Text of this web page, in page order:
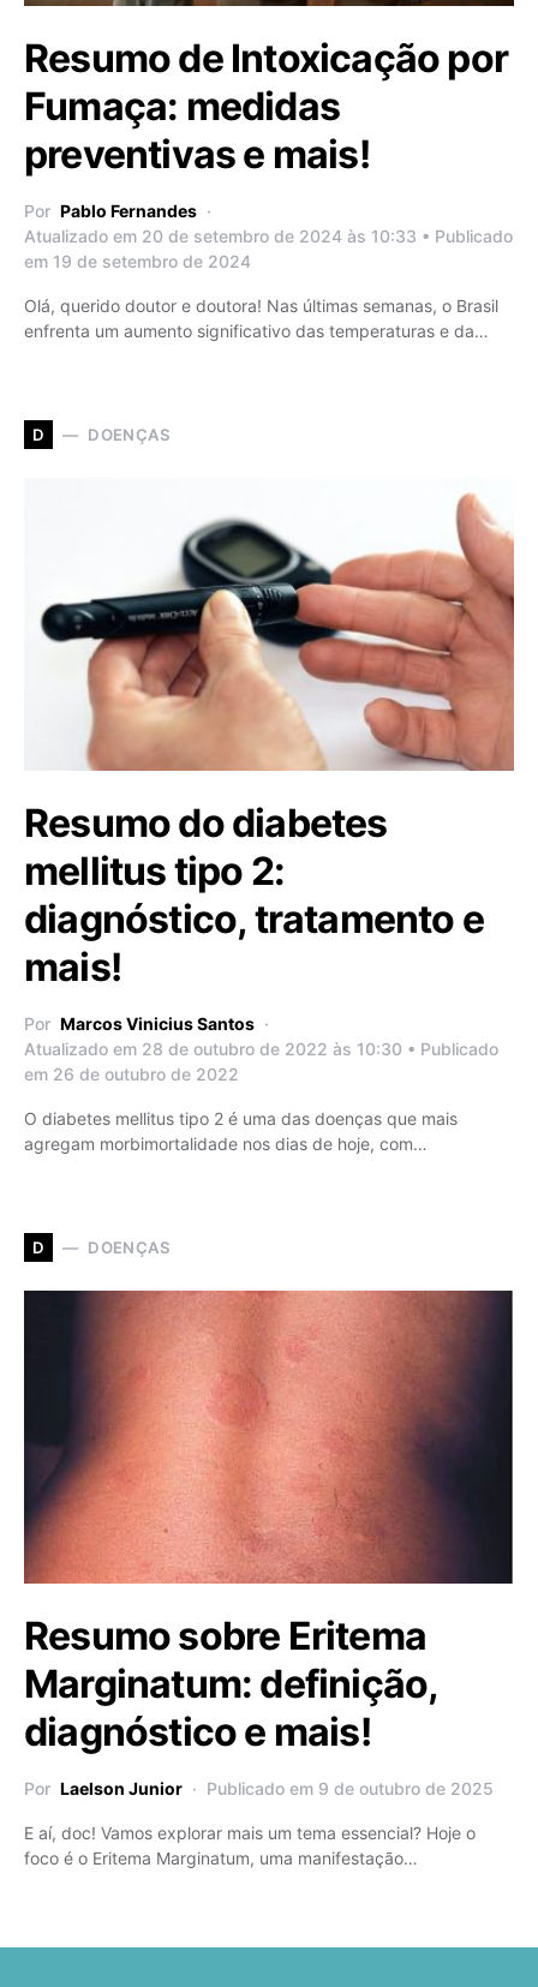
Resumo de Intoxicação por
Fumaça: medidas
preventivas e mais!
Por Pablo Fernandes
Atualizado em 20 de setembro de 2024 às 10:33 • Publicado
em 19 de setembro de 2024
Olá, querido doutor e doutora! Nas últimas semanas, o Brasil
enfrenta um aumento significativo das temperaturas e da…
D DOENÇAS
Resumo do diabetes
mellitus tipo 2:
diagnóstico, tratamento e
mais!
Por Marcos Vinicius Santos
Atualizado em 28 de outubro de 2022 às 10:30 • Publicado
em 26 de outubro de 2022
O diabetes mellitus tipo 2 é uma das doenças que mais
agregam morbimortalidade nos dias de hoje, com…
D DOENÇAS
Resumo sobre Eritema
Marginatum: definição,
diagnóstico e mais!
Por Laelson Junior Publicado em 9 de outubro de 2025
E aí, doc! Vamos explorar mais um tema essencial? Hoje o
foco é o Eritema Marginatum, uma manifestação…